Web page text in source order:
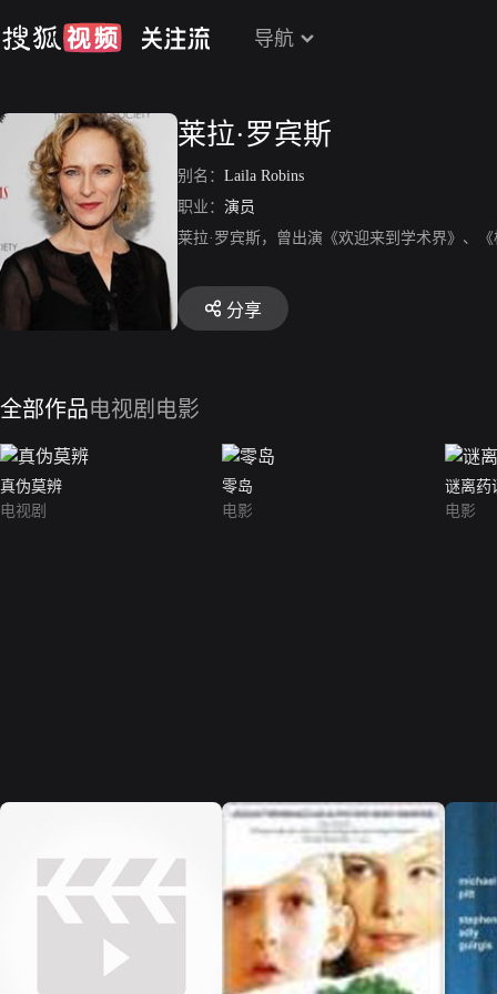
导航
莱拉·罗宾斯
别名： Laila Robins
职业： 演员
莱拉·罗宾斯，曾出演《欢迎来到学术界》、
分享
全部作品电视剧 电影
真伪莫辨
电视剧
零岛
电影
谜离药
电影